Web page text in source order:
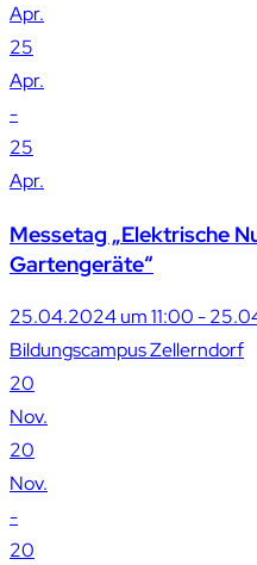
Apr.
25
Apr.
-
25
Apr.
Messetag „Elektrische
Gartengeräte“
25.04.2024 um 11:00 -
Bildungscampus Zellerndorf
20
Nov.
20
Nov.
-
20